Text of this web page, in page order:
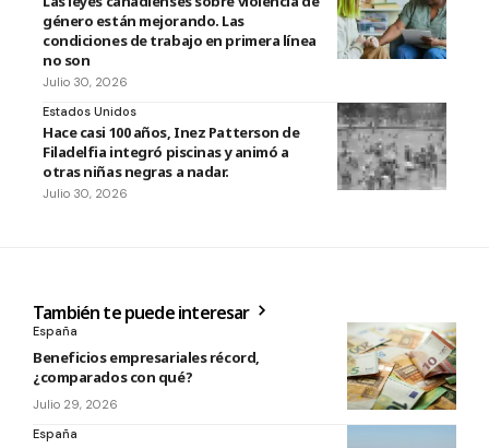
género están mejorando. Las
condiciones de trabajo en primera línea
no son
Julio 30, 2026
Estados Unidos
Hace casi 100 años, Inez Patterson de
Filadelfia integró piscinas y animó a
otras niñas negras a nadar.
Julio 30, 2026
También te puede interesar
España
Beneficios empresariales récord,
¿comparados con qué?
Julio 29, 2026
España